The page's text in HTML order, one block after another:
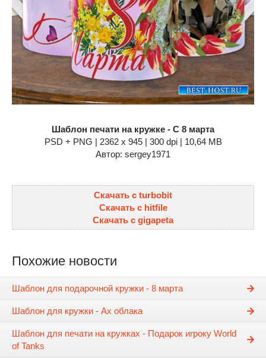
Шаблон печати на кружке - С 8 марта
PSD + PNG | 2362 x 945 | 300 dpi | 10,64 MB
Автор: sergey1971
Скачать с turbobit
Скачать с hitfile
Скачать с gigapeta
Похожие новости
Шаблон для подарочной кружки - 8 марта
Шаблон для кружки - Ах облака
Шаблон для печати на кружках - Подарок игроку World
of Tanks